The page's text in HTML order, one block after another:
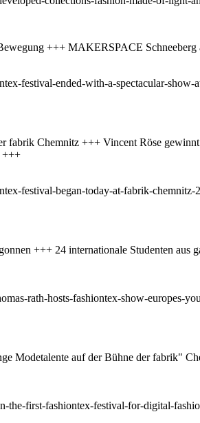
+++ MAKERSPACE
Chemnitz +++ Vincent Röse
+++
+++ 24 internationale Studenten aus
Modetalente auf der Bühne der fabrik"